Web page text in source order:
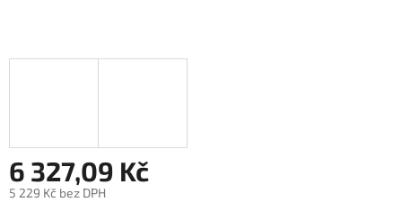
6 327,09 Kč
5 229 Kč bez DPH